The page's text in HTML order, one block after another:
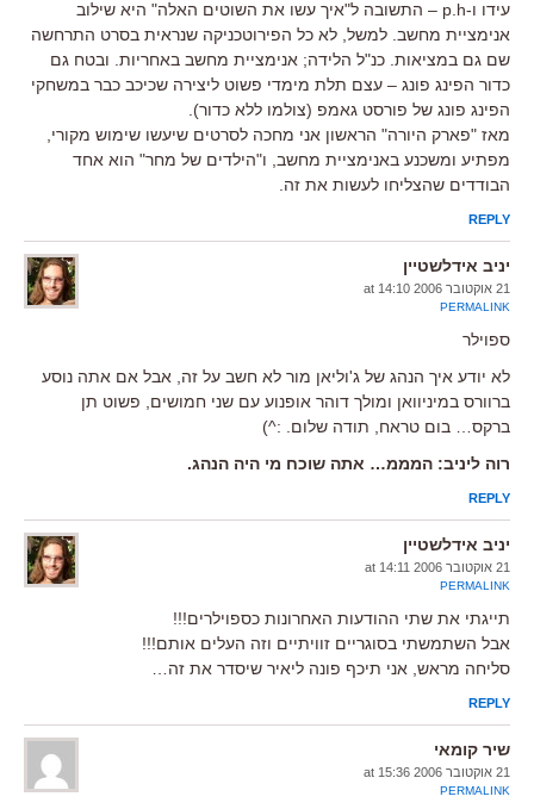
עידו ו-p.h – התשובה ל"איך עשו את השוטים האלה" היא שילוב
אנימציית מחשב. למשל, לא כל הפירוטכניקה שנראית בסרט התרחשה
שם גם במציאות. כנ"ל הלידה; אנימציית מחשב באחריות. ובטח גם
כדור הפינג פונג – עצם תלת מימדי פשוט ליצירה שכיכב כבר במשחקי
הפינג פונג של פורסט גאמפ (צולמו ללא כדור).
מאז "פארק היורה" הראשון אני מחכה לסרטים שיעשו שימוש מקורי,
מפתיע ומשכנע באנימציית מחשב, ו"הילדים של מחר" הוא אחד
הבודדים שהצליחו לעשות את זה.
REPLY
יניב אידלשטיין
21 אוקטובר 2006 at 14:10
PERMALINK
ספוילר
לא יודע איך הנהג של ג'וליאן מור לא חשב על זה, אבל אם אתה נוסע
ברוורס במיניוואן ומולך דוהר אופנוע עם שני חמושים, פשוט תן
ברקס… בום טראח, תודה שלום. :^)
רוה ליניב: המממ… אתה שוכח מי היה הנהג.
REPLY
יניב אידלשטיין
21 אוקטובר 2006 at 14:11
PERMALINK
תייגתי את שתי ההודעות האחרונות כספוילרים!!!
אבל השתמשתי בסוגריים זוויתיים וזה העלים אותם!!!
סליחה מראש, אני תיכף פונה ליאיר שיסדר את זה…
REPLY
שיר קומאי
21 אוקטובר 2006 at 15:36
PERMALINK